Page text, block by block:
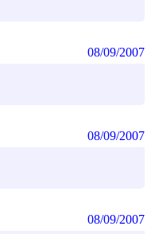
08/09/2007
08/09/2007
08/09/2007